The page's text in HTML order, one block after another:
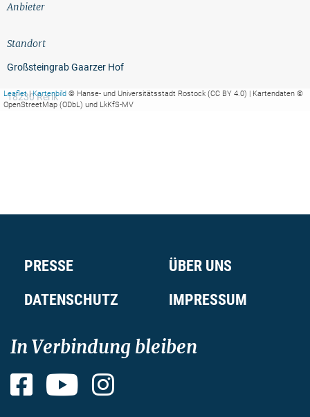
Leaflet|Kartenbild © Hanse- und Universitätsstadt Rostock (CC BY 4.0) | Kartendaten ©
OpenStreetMap (ODbL) und LkKfS-MV
Anbieter
Standort
Großsteingrab Gaarzer Hof
18230 Rerik
PRESSE
ÜBER UNS
DATENSCHUTZ
IMPRESSUM
In Verbindung bleiben
Facebook YouTube